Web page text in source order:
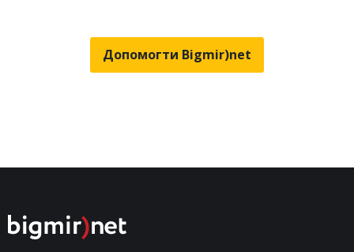
Допомогти Bigmir)net